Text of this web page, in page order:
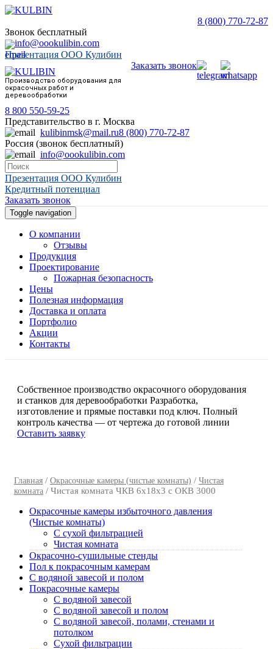
8 (800) 770-72-87
Звонок бесплатный
info@oookulibin.com
Презентация ООО Кулибин
Заказать звонок
Производство оборудования для
окрасочных работ и
деревообработки
8 800 550-59-25
Представительство в г. Москва
kulibinmsk@mail.ru8 (800) 770-72-87
Россия (звонок бесплатный)
info@oookulibin.com
Презентация ООО Кулибин
Кредитный потенциал
Заказать звонок
Toggle navigation
О компании
Отзывы
Продукция
Проектирование
Пожарная безопасность
Цены
Полезная информация
Доставка и оплата
Портфолио
Акции
Контакты
Собственное производство окрасочного оборудования
и станков для деревообработки Разработка,
изготовление и прямые поставки под ключ. Полный
контроль качества — от чертежа до готовой линии
Оставить заявку
Главная / Окрасочные камеры (чистые комнаты) / Чистая
комната / Чистая комната ЧКВ 6х18х3 с ОКВ 3000
Окрасочные камеры избыточного давления
(Чистые комнаты)
C сухой фильтрацией
Чистая комната
Окрасочно-сушильные стенды
Пол к покрасочным камерам
C водяной завесой и полом
Покрасочные камеры
C водяной завесой
C водяной завесой и полом
C водяной завесой, полами, стенами и
потолком
Cухой фильтрации